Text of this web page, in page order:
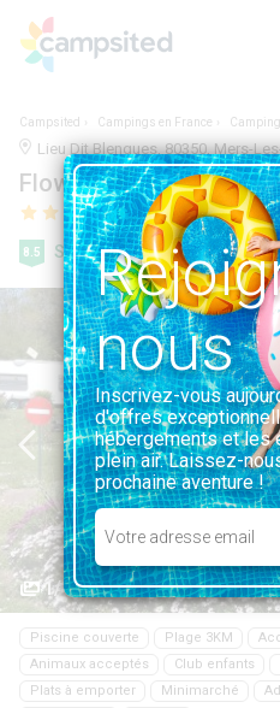
Campsited Campings en France
Lieu Dit Blengues, 80350, Mers-Les-Bains, France | 2.2KM
Flower Le Domaine du
8.5 Super 249 avis
1/17
Piscine couverte Plage 3KM
Animaux acceptés
Club enfants
Plats à emporter
Minimarché
nous
Inscrivez-vous
d'offres
hébergements et les
plein air. Laissez-
prochaine aventure !